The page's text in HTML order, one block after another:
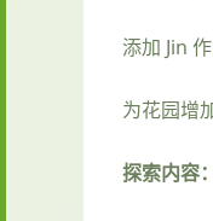
添加 Jin
为花园增
探索内容：